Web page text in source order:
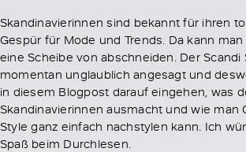
Skandinavierinnen sind bekannt für ihren
Gespür für Mode und Trends. Da kann man
eine Scheibe von abschneiden. Der Scandi
momentan unglaublich angesagt und
in diesem Blogpost darauf eingehen, was
Skandinavierinnen ausmacht und wie man
Style ganz einfach nachstylen kann. Ich
Spaß beim Durchlesen.